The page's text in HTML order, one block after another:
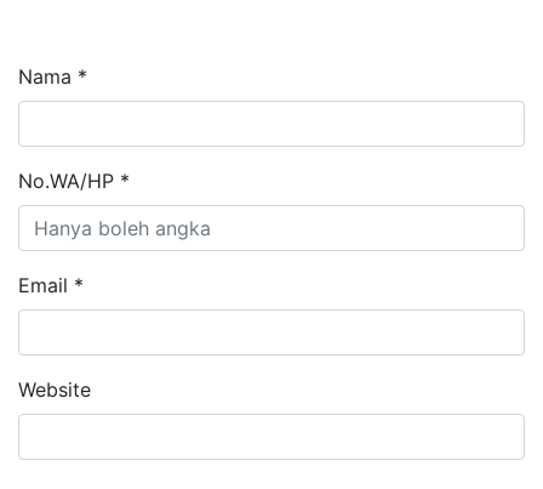
Nama *
No.WA/HP *
Email *
Website